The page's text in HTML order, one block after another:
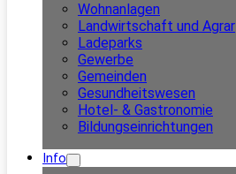
Wohnanlagen
Landwirtschaft und Agrar
Ladeparks
Gewerbe
Gemeinden
Gesundheitswesen
Hotel- & Gastronomie
Bildungseinrichtungen
Info